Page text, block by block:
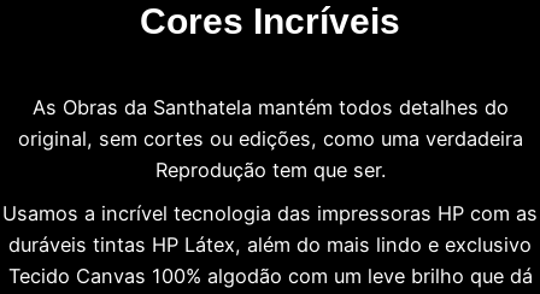
Cores Incríveis
As Obras da Santhatela mantém todos detalhes do
original, sem cortes ou edições, como uma verdadeira
Reprodução tem que ser.
Usamos a incrível tecnologia das impressoras HP com as
duráveis tintas HP Látex, além do mais lindo e exclusivo
Tecido Canvas 100% algodão com um leve brilho que dá